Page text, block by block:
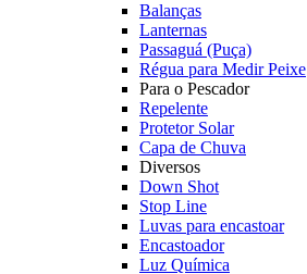
Balanças
Lanternas
Passaguá (Puça)
Régua para Medir Peixe
Para o Pescador
Repelente
Protetor Solar
Capa de Chuva
Diversos
Down Shot
Stop Line
Luvas para encastoar
Encastoador
Luz Química